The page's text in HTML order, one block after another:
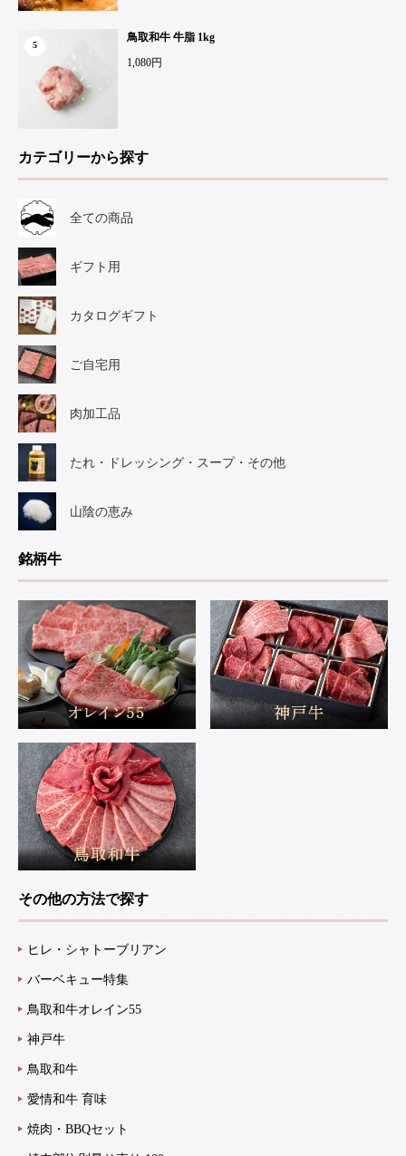
5
鳥取和牛 牛脂 1kg
1,080円
カテゴリーから探す
全ての商品
ギフト用
カタログギフト
ご自宅用
肉加工品
たれ・ドレッシング・スープ・その他
山陰の恵み
銘柄牛
その他の方法で探す
ヒレ・シャトーブリアン
バーベキュー特集
鳥取和牛オレイン55
神戸牛
鳥取和牛
愛情和牛 育味
焼肉・BBQセット